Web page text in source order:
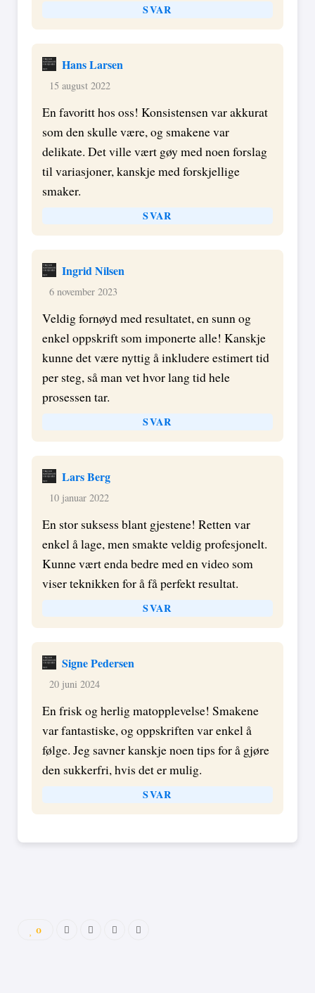
SVAR
Hans Larsen
15 august 2022
En favoritt hos oss! Konsistensen var akkurat
som den skulle være, og smakene var
delikate. Det ville vært gøy med noen forslag
til variasjoner, kanskje med forskjellige
smaker.
SVAR
Ingrid Nilsen
6 november 2023
Veldig fornøyd med resultatet, en sunn og
enkel oppskrift som imponerte alle! Kanskje
kunne det være nyttig å inkludere estimert tid
per steg, så man vet hvor lang tid hele
prosessen tar.
SVAR
Lars Berg
10 januar 2022
En stor suksess blant gjestene! Retten var
enkel å lage, men smakte veldig profesjonelt.
Kunne vært enda bedre med en video som
viser teknikken for å få perfekt resultat.
SVAR
Signe Pedersen
20 juni 2024
En frisk og herlig matopplevelse! Smakene
var fantastiske, og oppskriften var enkel å
følge. Jeg savner kanskje noen tips for å gjøre
den sukkerfri, hvis det er mulig.
SVAR
0